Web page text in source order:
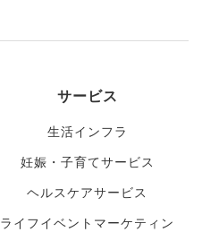
サービス
生活インフラ
妊娠・子育てサービス
ヘルスケアサービス
ライフイベントマーケティン